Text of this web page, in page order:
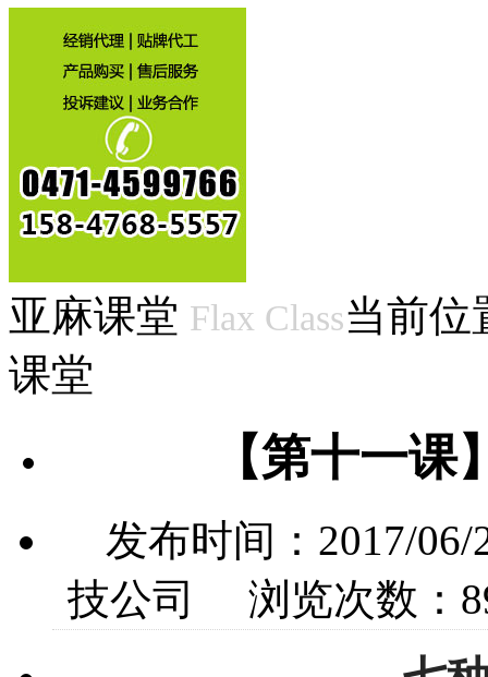
亚麻课堂 Flax Class当前位
课堂
【第十一
发布时间：2017/
技公司 浏览次数：